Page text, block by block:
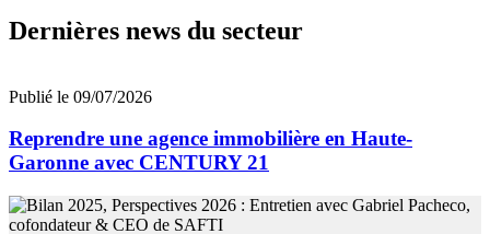
Dernières news du secteur
Publié le 09/07/2026
Reprendre une agence immobilière en Haute-
Garonne avec CENTURY 21